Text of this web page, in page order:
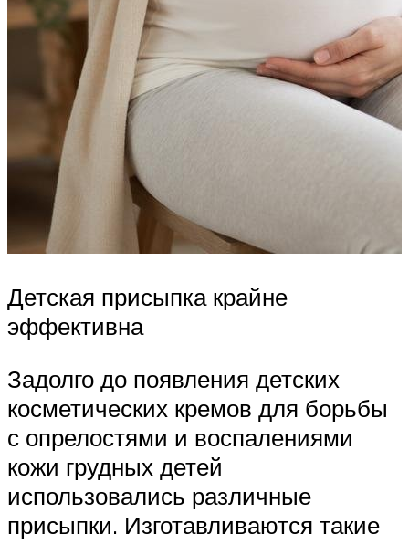
Детская присыпка крайне
эффективна
Задолго до появления детских
косметических кремов для борьбы
с опрелостями и воспалениями
кожи грудных детей
использовались различные
присыпки. Изготавливаются такие